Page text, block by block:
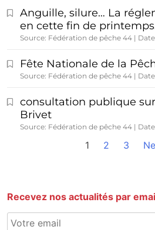
Anguille, silure… La
en cette fin de
Source: Fédération de pêche 44
Fête Nationale de la
Source: Fédération de pêche 44
consultation publique sur
Brivet
Source: Fédération de pêche 44
1 2 3
Recevez nos actualités par